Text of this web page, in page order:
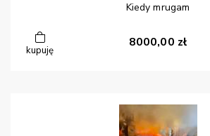
Kiedy mrugam
kupuję
8000,00 zł